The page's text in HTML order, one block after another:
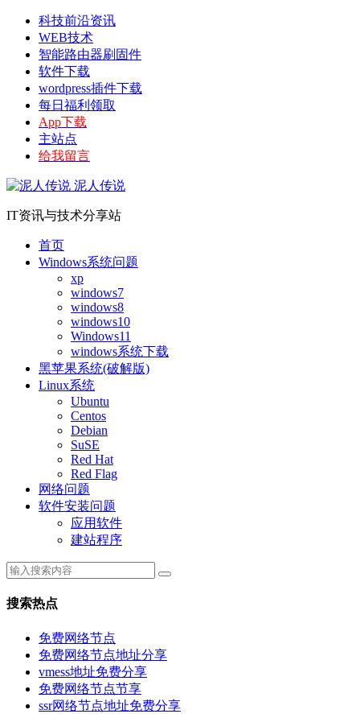
科技前沿资讯
WEB技术
智能路由器刷固件
软件下载
wordpress插件下载
每日福利领取
App下载
主站点
给我留言
泥人传说
IT资讯与技术分享站
首页
Windows系统问题
xp
windows7
windows8
windows10
Windows11
windows系统下载
黑苹果系统(破解版)
Linux系统
Ubuntu
Centos
Debian
SuSE
Red Hat
Red Flag
网络问题
软件安装问题
应用软件
建站程序
搜索热点
免费网络节点
免费网络节点地址分享
vmess地址免费分享
免费网络节点节享
ssr网络节点地址免费分享